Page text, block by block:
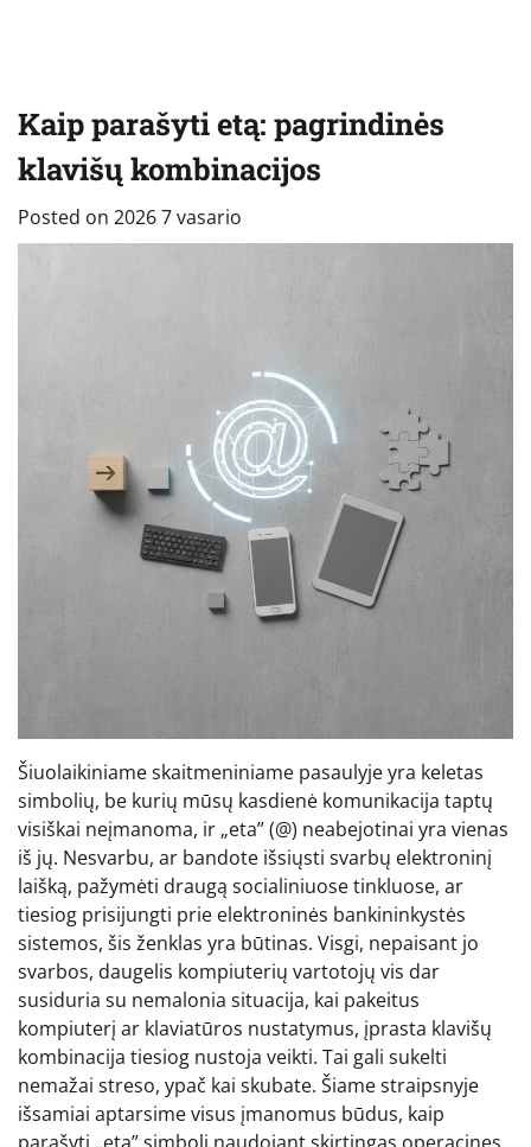
Kaip parašyti etą: pagrindinės
klavišų kombinacijos
Posted on 2026 7 vasario
Šiuolaikiniame skaitmeniniame pasaulyje yra keletas
simbolių, be kurių mūsų kasdienė komunikacija taptų
visiškai neįmanoma, ir „eta” (@) neabejotinai yra vienas
iš jų. Nesvarbu, ar bandote išsiųsti svarbų elektroninį
laišką, pažymėti draugą socialiniuose tinkluose, ar
tiesiog prisijungti prie elektroninės bankininkystės
sistemos, šis ženklas yra būtinas. Visgi, nepaisant jo
svarbos, daugelis kompiuterių vartotojų vis dar
susiduria su nemalonia situacija, kai pakeitus
kompiuterį ar klaviatūros nustatymus, įprasta klavišų
kombinacija tiesiog nustoja veikti. Tai gali sukelti
nemažai streso, ypač kai skubate. Šiame straipsnyje
išsamiai aptarsime visus įmanomus būdus, kaip